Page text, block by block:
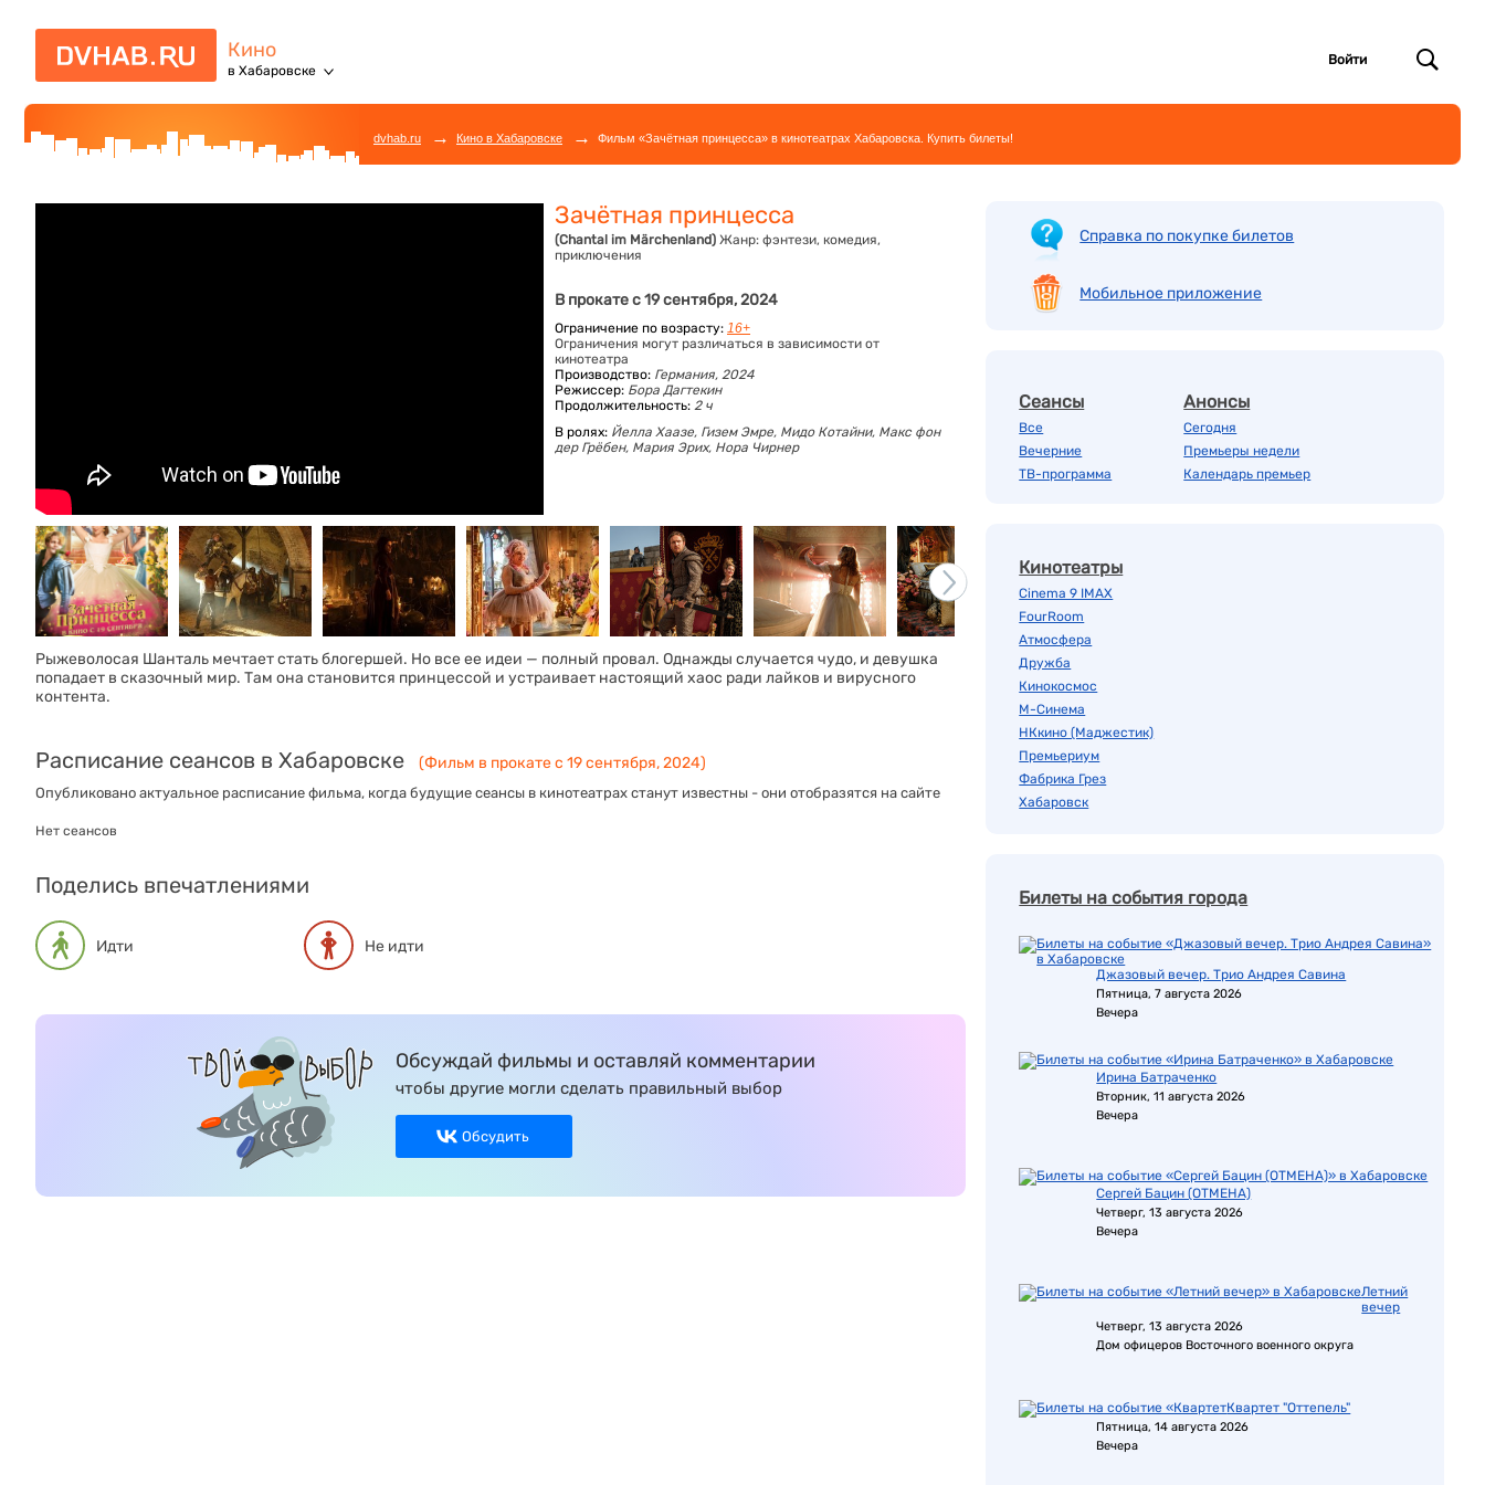
Кино
в Хабаровске
Войти
dvhab.ru → Кино в Хабаровске → Фильм «Зачётная принцесса» в кинотеатрах Хабаровска. Купить билеты!
Зачётная принцесса
(Chantal im Märchenland) Жанр: фэнтези, комедия,
приключения
В прокате с 19 сентября, 2024
Ограничение по возрасту: 16+
Ограничения могут различаться в зависимости от
кинотеатра
Производство: Германия, 2024
Режиссер: Бора Дагтекин
Продолжительность: 2 ч
В ролях: Йелла Хаазе, Гизем Эмре, Мидо Котайни, Макс фон
дер Грёбен, Мария Эрих, Нора Чирнер
Рыжеволосая Шанталь мечтает стать блогершей. Но все ее идеи — полный провал. Однажды случается чудо, и девушка
попадает в сказочный мир. Там она становится принцессой и устраивает настоящий хаос ради лайков и вирусного
контента.
Расписание сеансов в Хабаровске (Фильм в прокате с 19 сентября, 2024)
Опубликовано актуальное расписание фильма, когда будущие сеансы в кинотеатрах станут известны - они отобразятся на сайте
Нет сеансов
Поделись впечатлениями
Идти Не идти
Обсуждай фильмы и оставляй комментарии
чтобы другие могли сделать правильный выбор
Обсудить
Справка по покупке билетов
Мобильное приложение
Сеансы
Все
Вечерние
ТВ-программа
Анонсы
Сегодня
Премьеры недели
Календарь премьер
Кинотеатры
Cinema 9 IMAX
FourRoom
Атмосфера
Дружба
Кинокосмос
М-Синема
НКкино (Маджестик)
Премьериум
Фабрика Грез
Хабаровск
Билеты на события города
Джазовый вечер. Трио Андрея Савина
Пятница, 7 августа 2026
Вечера
Ирина Батраченко
Вторник, 11 августа 2026
Вечера
Сергей Бацин (ОТМЕНА)
Четверг, 13 августа 2026
Вечера
Летний
вечер
Четверг, 13 августа 2026
Дом офицеров Восточного военного округа
Квартет "Оттепель"
Пятница, 14 августа 2026
Вечера